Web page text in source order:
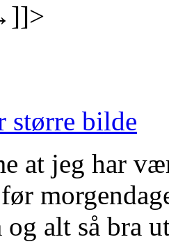
]]>
bilde
at jeg har
og alt så bra